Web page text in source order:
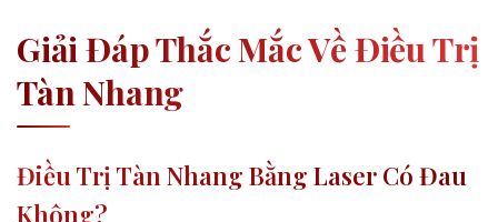
Giải Đáp Thắc Mắc Về Điều Trị
Tàn Nhang
Điều Trị Tàn Nhang Bằng Laser Có Đau
Không?